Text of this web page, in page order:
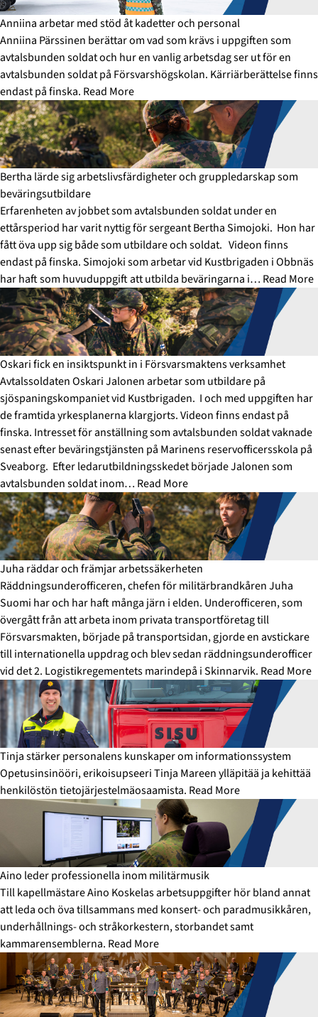
Anniina arbetar med stöd åt kadetter och personal
Anniina Pärssinen berättar om vad som krävs i uppgiften som
avtalsbunden soldat och hur en vanlig arbetsdag ser ut för en
avtalsbunden soldat på Försvarshögskolan. Kärriärberättelse finns
endast på finska. Read More
Bertha lärde sig arbetslivsfärdigheter och gruppledarskap som
beväringsutbildare
Erfarenheten av jobbet som avtalsbunden soldat under en
ettårsperiod har varit nyttig för sergeant Bertha Simojoki. Hon har
fått öva upp sig både som utbildare och soldat. Videon finns
endast på finska. Simojoki som arbetar vid Kustbrigaden i Obbnäs
har haft som huvuduppgift att utbilda beväringarna i… Read More
Oskari fick en insiktspunkt in i Försvarsmaktens verksamhet
Avtalssoldaten Oskari Jalonen arbetar som utbildare på
sjöspaningskompaniet vid Kustbrigaden. I och med uppgiften har
de framtida yrkesplanerna klargjorts. Videon finns endast på
finska. Intresset för anställning som avtalsbunden soldat vaknade
senast efter beväringstjänsten på Marinens reservofficersskola på
Sveaborg. Efter ledarutbildningsskedet började Jalonen som
avtalsbunden soldat inom… Read More
Juha räddar och främjar arbetssäkerheten
Räddningsunderofficeren, chefen för militärbrandkåren Juha
Suomi har och har haft många järn i elden. Underofficeren, som
övergått från att arbeta inom privata transportföretag till
Försvarsmakten, började på transportsidan, gjorde en avstickare
till internationella uppdrag och blev sedan räddningsunderofficer
vid det 2. Logistikregementets marindepå i Skinnarvik. Read More
Tinja stärker personalens kunskaper om informationssystem
Opetusinsinööri, erikoisupseeri Tinja Mareen ylläpitää ja kehittää
henkilöstön tietojärjestelmäosaamista. Read More
Aino leder professionella inom militärmusik
Till kapellmästare Aino Koskelas arbetsuppgifter hör bland annat
att leda och öva tillsammans med konsert- och paradmusikkåren,
underhållnings- och stråkorkestern, storbandet samt
kammarensemblerna. Read More